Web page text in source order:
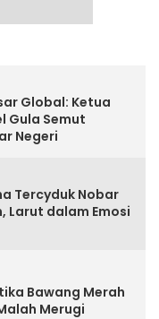
Global: Ketua
Gula Semut
Negeri
Tercyduk Nobar
Larut dalam Emosi
Bawang Merah
Merugi